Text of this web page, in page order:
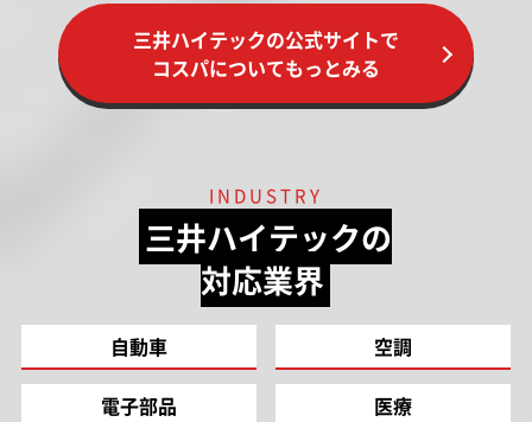
三井ハイテックの公式サイトで
コスパについてもっとみる
INDUSTRY
三井ハイテックの
対応業界
自動車 空調
電子部品 医療